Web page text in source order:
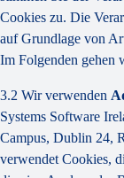
Cookies zu. Die
auf Grundlage von
Im Folgenden gehen
3.2 Wir verwenden
Systems Software
Campus, Dublin 24,
verwendet Cookies,